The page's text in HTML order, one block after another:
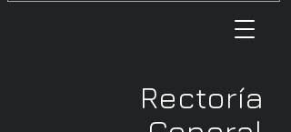
Rectoría